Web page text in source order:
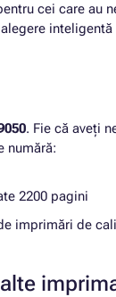
cei care
. Fie că aveți
numără:
2200 pagini
de